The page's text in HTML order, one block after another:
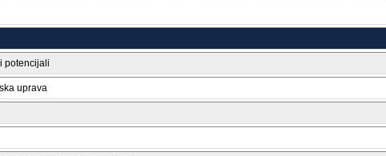
potencijali
uprava